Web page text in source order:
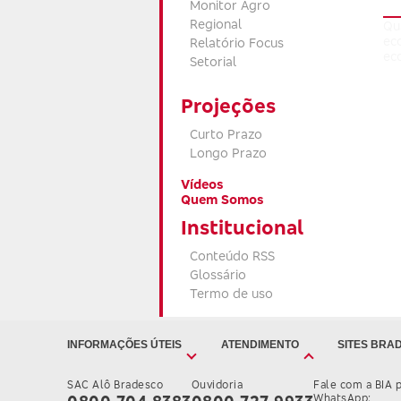
Monitor Agro
Regional
Relatório Focus
Setorial
Projeções
Curto Prazo
Longo Prazo
Vídeos
Quem Somos
Institucional
Conteúdo RSS
Glossário
Termo de uso
INFORMAÇÕES ÚTEIS ATENDIMENTO
SAC Alô Bradesco Ouvidoria
Fale com a BIA
WhatsApp:
SITES